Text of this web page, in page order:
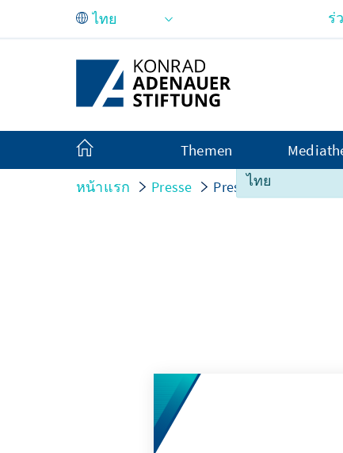
Skip to Main Content
ขออภัย เนื้อห
ไทย
ร่
Themen
หน้าแรก Presse Pressemitteilungen